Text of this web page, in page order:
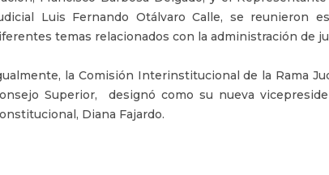
Luis Fernando Otálvaro Calle, se reunieron
temas relacionados con la administración de
la Comisión Interinstitucional de la Rama
Superior, designó como su nueva
Diana Fajardo.